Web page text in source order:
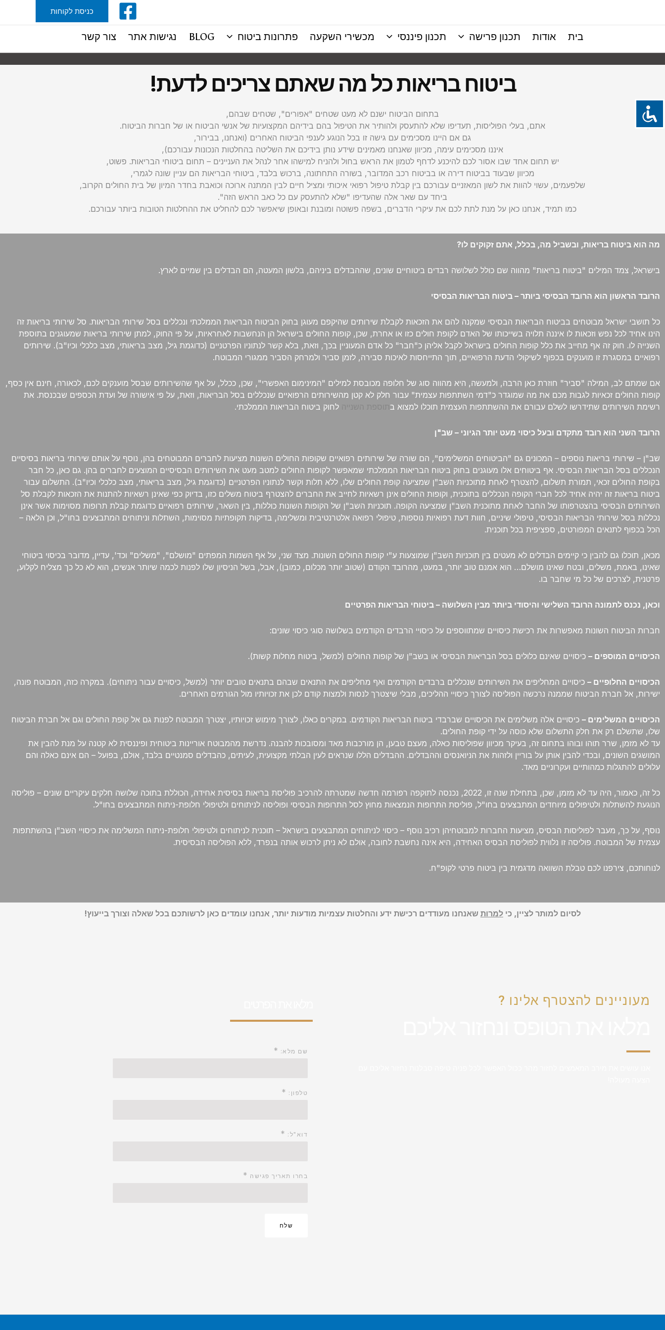
כניסת לקוחות
בית אודות תכנון פרישה תכנון פיננסי מכשירי השקעה פתרונות ביטוח BLOG נגישות אתר צור קשר
ביטוח בריאות כל מה שאתם צריכים לדעת!
בתחום הביטוח ישנם לא מעט שטחים "אפורים", שטחים שבהם,
אתם, בעלי הפוליסות, תעדיפו שלא להתעסק ולהותיר את הטיפול בהם בידיהם המקצועיות של אנשי הביטוח או של חברות הביטוח.
גם אם היינו מסכימים עם גישה זו בכל הנוגע לענפי הביטוח האחרים (ואנחנו, בבירור,
איננו מסכימים עימה, מכיוון שאנחנו מאמינים שידע נותן בידיכם את השליטה בהחלטות הנכונות עבורכם),
יש תחום אחד שבו אסור לכם להיכנע לדחף לטמון את הראש בחול ולהניח למישהו אחר לנהל את העניינים – תחום ביטוחי הבריאות. פשוט,
מכיוון שבעוד בביטוח דירה או בביטוח רכב המדובר, בשורה התחתונה, ברכוש בלבד, ביטוחי הבריאות הם עניין שונה לגמרי,
שלפעמים, עשוי להוות את לשון המאזניים עבורכם בין קבלת טיפול רפואי איכותי ומציל חיים לבין המתנה ארוכה וכואבת בחדר המיון של בית החולים הקרוב,
ביחד עם שאר אלה שהעדיפו "שלא להתעסק עם כל כאב הראש הזה".
כמו תמיד, אנחנו כאן על מנת לתת לכם את עיקרי הדברים, בשפה פשוטה ומובנת ובאופן שיאפשר לכם להחליט את ההחלטות הטובות ביותר עבורכם.
מה הוא ביטוח בריאות, ובשביל מה, בכלל, אתם זקוקים לו?
בישראל, צמד המילים "ביטוח בריאות" מהווה שם כולל לשלושה רבדים ביטוחיים שונים, שההבדלים ביניהם, בלשון המעטה, הם הבדלים בין שמיים לארץ.
הרובד הראשון הוא הרובד הבסיסי ביותר – ביטוח הבריאות הבסיסי
כל תושבי ישראל מבוטחים בביטוח הבריאות הבסיסי שמקנה להם את הזכאות לקבלת שירותים שהיקפם מעוגן בחוק הביטוח הבריאות הממלכתי ונכללים בסל שירותי הבריאות. סל שירותי בריאות זה
הינו אחיד לכל נפש וזכאות לו איננה תלויה בשייכותו של האדם לקופת חולים כזו או אחרת, שכן, קופות החולים בישראל הן הנחשבות לאחראיות, על פי החוק, למתן שירותי בריאות שמעוגנים בתוספת
השנייה לו. חוק זה אף מחייב את כלל קופות החולים בישראל לקבל אליהן כ"חבר" כל אדם המעוניין בכך, וזאת, בלא קשר לנתוניו הפרטניים (כדוגמת גיל, מצב בריאותי, מצב כלכלי וכיו"ב). שירותים
רפואיים במסגרת זו מוענקים בכפוף לשיקולי הדעת הרפואיים, תוך התייחסות לאיכות סבירה, לזמן סביר ולמרחק הסביר ממגורי המבוטח.
אם שמתם לב, המילה "סביר" חוזרת כאן הרבה, ולמעשה, היא מהווה סוג של חלופה מכובסת למילים "המינימום האפשרי", שכן, ככלל, על אף שהשירותים שבסל מוענקים לכם, לכאורה, חינם אין כסף,
קופות החולים זכאיות לגבות מכם את מה שמוגדר כ"דמי השתתפות עצמית" עבור חלק לא קטן מהשירותים הרפואיים שנכללים בסל הבריאות, וזאת, על פי אישורה של ועדת הכספים שבכנסת. את
רשימת השירותים שתידרשו לשלם עבורם את ההשתתפות העצמית תוכלו למצוא ב
לחוק ביטוח הבריאות הממלכתי.
הרובד השני הוא רובד מתקדם ובעל כיסוי מעט יותר הגיוני – שב"ן
שב"ן – שירותי בריאות נוספים – המכונים גם "הביטוחים המשלימים", הם שורה של שירותים רפואיים שקופות החולים השונות מציעות לחברים המבוטחים בהן, נוסף על אותם שירותי בריאות בסיסיים
הנכללים בסל הבריאות הבסיסי. אף ביטוחים אלו מעוגנים בחוק ביטוח הבריאות הממלכתי שמאפשר לקופות החולים למטב מעט את השירותים הבסיסיים המוצעים לחברים בהן. גם כאן, כל חבר
בקופת החולים זכאי, תמורת תשלום, להצטרף לאחת מתוכניות השב"ן שמציעה קופת החולים שלו, ללא תלות וקשר לנתוניו הפרטניים (כדוגמת גיל, מצב בריאותי, מצב כלכלי וכיו"ב). התשלום עבור
ביטוח בריאות זה יהיה אחיד לכל חברי הקופה הנכללים בתוכנית, וקופות החולים אינן רשאיות לחייב את החברים להצטרף ביטוח משלים כזו, בדיוק כפי שאינן רשאיות להתנות את הזכאות לקבלת סל
השירותים הבסיסי בהצטרפותו של החבר לאחת מתוכנית השב"ן שמציעה הקופה. תוכניות השב"ן של הקופות השונות כוללות, בין השאר, שירותים רפואיים כדוגמת קבלת תרופות מסוימות אשר אינן
נכללות בסל שירותי הבריאות הבסיסי, טיפולי שיניים, חוות דעת רפואיות נוספות, טיפולי רפואה אלטרנטיבית ומשלימה, בדיקות תקופתיות מסוימות, השתלות וניתוחים המתבצעים בחו"ל, וכן הלאה –
הכל בכפוף לתנאים המפורטים, ספציפית בכל תוכנית.
מכאן, תוכלו גם להבין כי קיימים הבדלים לא מעטים בין תוכניות השב"ן שמוצעות ע"י קופות החולים השונות. מצד שני, על אף השמות המפתים "מושלם", "משלים" וכד', עדיין, מדובר בכיסוי ביטוחי
שאינו, באמת, משלים, ובטח שאינו מושלם… הוא אמנם טוב יותר, במעט, מהרובד הקודם (שטוב יותר מכלום, כמובן), אבל, בשל הניסיון שלו לפנות לכמה שיותר אנשים, הוא לא כל כך מצליח לקלוע,
פרטנית, לצרכים של כל מי שחבר בו.
וכאן, נכנס לתמונה הרובד השלישי והיסודי ביותר מבין השלושה – ביטוחי הבריאות הפרטיים
חברות הביטוח השונות מאפשרות את רכישת כיסויים שמתווספים על כיסויי הרבדים הקודמים בשלושה סוגי כיסוי שונים:
הכיסויים המוספים – כיסויים שאינם כלולים בסל הבריאות הבסיסי או בשב"ן של קופות החולים (למשל, ביטוח מחלות קשות).
הכיסויים החלופיים – כיסויים המחליפים את השירותים שנכללים ברבדים הקודמים ואף מחליפים את התנאים שבהם בתנאים טובים יותר (למשל, כיסויים עבור ניתוחים). במקרה כזה, המבוטח פונה,
ישירות, אל חברת הביטוח שממנה נרכשה הפוליסה לצורך כיסויי ההליכים, מבלי שיצטרך לנסות ולמצות קודם לכן את זכויותיו מול הגורמים האחרים.
הכיסויים המשלימים – כיסויים אלה משלימים את הכיסויים שברבדי ביטוח הבריאות הקודמים. במקרים כאלו, לצורך מימוש זכויותיו, יצטרך המבוטח לפנות גם אל קופת החולים וגם אל חברת הביטוח
שלו, שתשלם רק את חלק התשלום שלא כוסה על ידי קופת החולים.
עד לא מזמן, שרר תוהו ובוהו בתחום זה, בעיקר מכיוון שפוליסות כאלה, מעצם טבען, הן מורכבות מאד ומסובכות להבנה. נדרשת מהמבוטח אוריינות ביטוחית ופיננסית לא קטנה על מנת להבין את
המושגים השונים, ובכדי להבין אותן על בוריין ולזהות את הניואנסים וההבדלים. ההבדלים הללו שנראים לעין הבלתי מקצועית, לעיתים, כהבדלים סמנטיים בלבד, אולם, בפועל – הם אינם כאלה והם
עלולים להתגלות כמהותיים ועקרוניים מאד.
כל זה, כאמור, היה עד לא מזמן, שכן, בתחילת שנה זו, 2022, נכנסה לתוקפה רפורמה חדשה שמטרתה להרכיב פוליסת בריאות בסיסית אחידה, הכוללת בתוכה שלושה חלקים עיקריים שונים – פוליסה
הנוגעת להשתלות ולטיפולים מיוחדים המתבצעים בחו"ל, פוליסת התרופות הנמצאות מחוץ לסל התרופות הבסיסי ופוליסה לניתוחים ולטיפולי חלופת-ניתוח המתבצעים בחו"ל.
נוסף, על כך, מעבר לפוליסות הבסיס, מציעות החברות למבוטחיהן רכיב נוסף – כיסוי לניתוחים המתבצעים בישראל – תוכנית לניתוחים ולטיפולי חלופת-ניתוח המשלימה את כיסויי השב"ן בהשתתפות
עצמית של המבוטח. פוליסה זו נלווית לפוליסת הבסיס האחידה, היא אינה נחשבת לחובה, אולם לא ניתן לרכוש אותה בנפרד, ללא הפוליסה הבסיסית.
לנוחותכם, צירפנו לכם טבלת השוואה מדגמית בין ביטוח פרטי לקופ"ח.
לסיום למותר לציין, כי למרות שאנחנו מעודדים רכישת ידע והחלטות עצמיות מודעות יותר, אנחנו עומדים כאן לרשותכם בכל שאלה וצורך בייעוץ!
מעוניינים להצטרף אלינו ?
שם מלא: *
טלפון: *
דוא"ל: *
בחרו תאריך פגישה *
שלח